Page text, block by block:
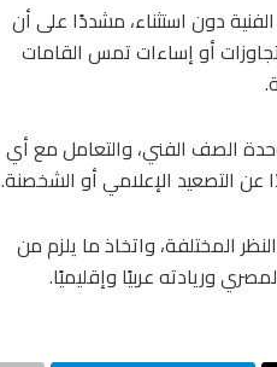
دون استثناء، مشددًا على أن
أو إساءات تمس القامات
الصف الفني، والتعامل مع أي
عن التصعيد الإعلامي أو الشخصنة.
المختلفة، واتخاذ ما يلزم من
وريادته عربيًا وإقليميًا.